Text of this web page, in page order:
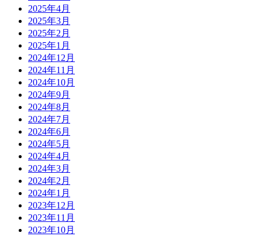
2025年4月
2025年3月
2025年2月
2025年1月
2024年12月
2024年11月
2024年10月
2024年9月
2024年8月
2024年7月
2024年6月
2024年5月
2024年4月
2024年3月
2024年2月
2024年1月
2023年12月
2023年11月
2023年10月